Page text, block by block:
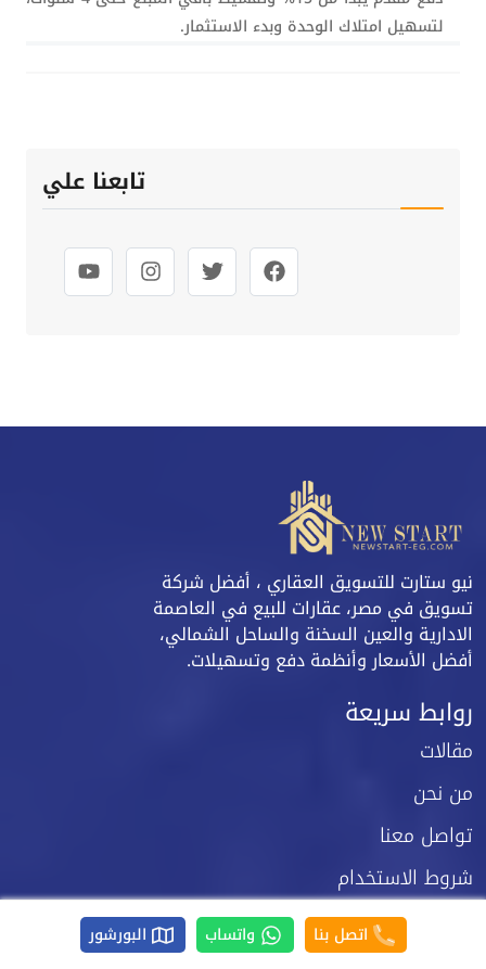
لتسهيل امتلاك الوحدة وبدء الاستثمار.
تابعنا علي
نيو ستارت للتسويق العقاري ، أفضل شركة
تسويق في مصر، عقارات للبيع في العاصمة
الادارية والعين السخنة والساحل الشمالي،
أفضل الأسعار وأنظمة دفع وتسهيلات.
روابط سريعة
مقالات
من نحن
تواصل معنا
شروط الاستخدام
سياسة الخصوصية
اتصل بنا واتساب البورشور